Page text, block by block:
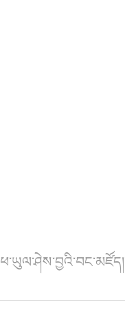
ཕ་ཡུལ་ཤེས་བྱའི་བང་མཛོད།